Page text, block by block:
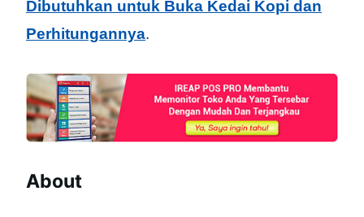
Dibutuhkan untuk Buka Kedai Kopi dan
Perhitungannya.
About